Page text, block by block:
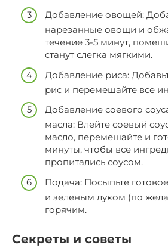
Добавление овощей:
нарезанные овощи и
течение 3-5 минут,
станут слегка мягкими.
Добавление риса:
рис и перемешайте все
Добавление соевого
масла: Влейте соевый
масло, перемешайте и
минуты, чтобы все
пропитались соусом.
Подача: Посыпьте
и зеленым луком (по
горячим.
Секреты и советы